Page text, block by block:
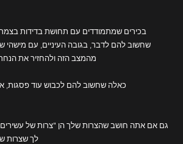
בכירים שמתמודדים עם תחושת בדידות
שחשוב להם לדבר, בגובה העיניים, עם מישהי
מהמצב הזה ולהחזיר את
כאלה שחשוב להם לכבוש עוד פסגות,
גם אם אתה חושב שהצרות שלך הן "צרות של
לך שצרות